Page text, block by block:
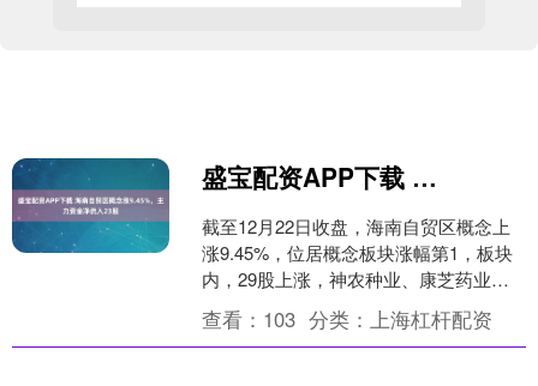
盛宝配资APP下载 海南自贸区概念涨9.45%，主力资金净流入23股
截至12月22日收盘，海南自贸区概念上
涨9.45%，位居概念板块涨幅第1，板块
内，29股上涨，神农种业、康芝药业等
20%涨停，洲际油气、海南瑞泽、海南机
场等涨停....
查看： 103 分类：上海杠杆配资